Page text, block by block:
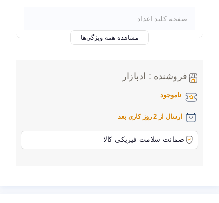
صفحه کلید اعداد
مشاهده همه ویژگی‌ها
فروشنده : ادبازار
ناموجود
ارسال از 2 روز کاری بعد
ضمانت سلامت فیزیکی کالا